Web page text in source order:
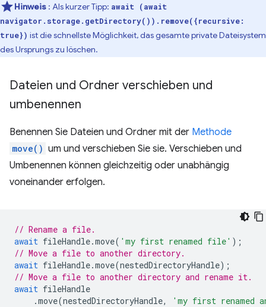
Hinweis : Als kurzer Tipp: await (await
navigator.storage.getDirectory()).remove({recursive:
true}) ist die schnellste Möglichkeit, das gesamte private Dateisystem
des Ursprungs zu löschen.
Dateien und Ordner verschieben und
umbenennen
Benennen Sie Dateien und Ordner mit der Methode
move() um und verschieben Sie sie. Verschieben und
Umbenennen können gleichzeitig oder unabhängig
voneinander erfolgen.
// Rename a file.
await fileHandle.move( 'my first renamed file' );
// Move a file to another directory.
await fileHandle.move(nestedDirectoryHandle);
// Move a file to another directory and rename it.
await fileHandle
.move(nestedDirectoryHandle, 'my first renamed